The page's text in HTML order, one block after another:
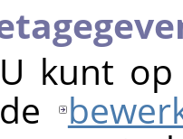
U kunt
de